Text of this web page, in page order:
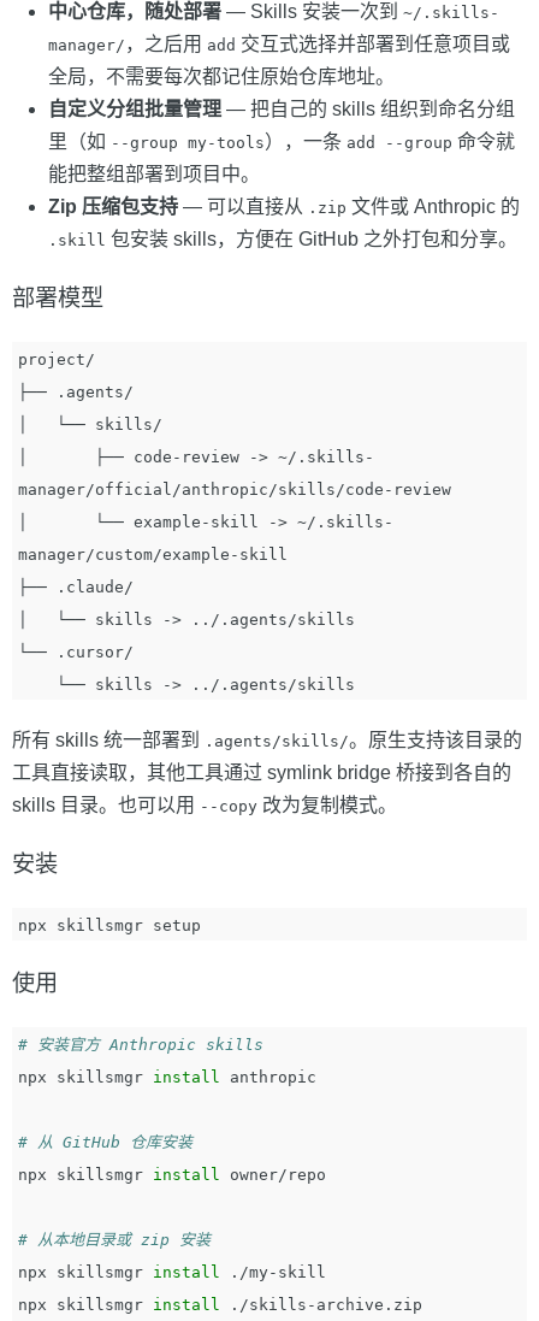
中心仓库，随处部署 — Skills 安装一次到 ~/.skills-
manager/ ，之后用 add 交互式选择并部署到任意项目或
全局，不需要每次都记住原始仓库地址。
自定义分组批量管理 — 把自己的 skills 组织到命名分组
里（如 --group my-tools），一条 add --group 命令就
能把整组部署到项目中。
Zip 压缩包支持 — 可以直接从 .zip 文件或 Anthropic 的
.skill 包安装 skills，方便在 GitHub 之外打包和分享。
部署模型
project/
├── .agents/
│   └── skills/
│       ├── code-review -> ~/.skills-
manager/official/anthropic/skills/code-review
│       └── example-skill -> ~/.skills-
manager/custom/example-skill
├── .claude/
│   └── skills -> ../.agents/skills
└── .cursor/
所有 skills 统一部署到 .agents/skills/。原生支持该目录的
工具直接读取，其他工具通过 symlink bridge 桥接到各自的
skills 目录。也可以用 --copy 改为复制模式。
安装
使用
# 安装官方 Anthropic skills
npx skillsmgr install anthropic
# 从 GitHub 仓库安装
npx skillsmgr install owner/repo
# 从本地目录或 zip 安装
npx skillsmgr install ./my-skill
npx skillsmgr install ./skills-archive.zip